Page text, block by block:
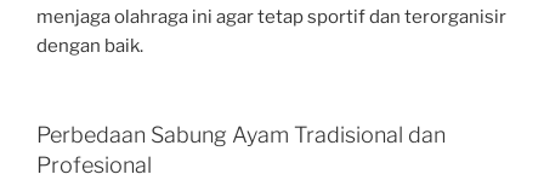
menjaga olahraga ini agar tetap sportif dan terorganisir
dengan baik.
Perbedaan Sabung Ayam Tradisional dan
Profesional